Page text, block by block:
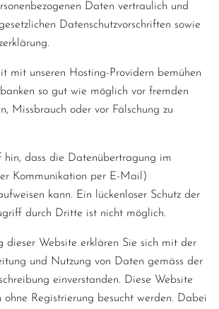
Daten vertraulich und
Datenschutzvorschriften sowie
mit unseren Hosting-Providern bemühen
so gut wie möglich vor fremden
Missbrauch oder vor Fälschung zu
hin, dass die Datenübertragung im
Kommunikation per E-Mail)
kann. Ein lückenloser Schutz der
durch Dritte ist nicht möglich.
dieser Website erklären Sie sich mit der
und Nutzung von Daten gemäss der
einverstanden. Diese Website
ohne Registrierung besucht werden. Dabei